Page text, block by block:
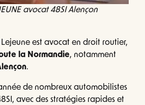
avocat 48SI Alençon
Lejeune est avocat en droit routier,
la Normandie, notamment
.
de nombreux automobilistes
avec des stratégies rapides et